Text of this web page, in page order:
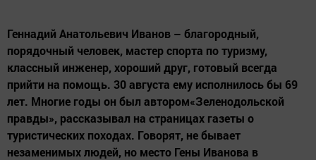
Геннадий Анатольевич Иванов – благородный,
порядочный человек, мастер спорта по туризму,
классный инженер, хороший друг, готовый всегда
прийти на помощь. 30 августа ему исполнилось бы 69
лет. Многие годы он был автором«Зеленодольской
правды», рассказывал на страницах газеты о
туристических походах. Говорят, не бывает
незаменимых людей, но место Гены Иванова в